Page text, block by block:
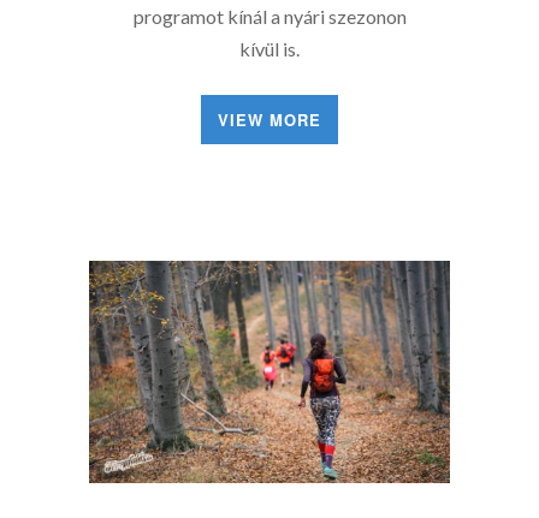
programot kínál a nyári szezonon
kívül is.
VIEW MORE